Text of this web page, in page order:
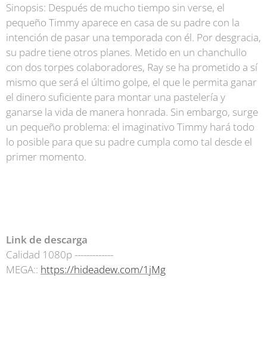
Sinopsis: Después de mucho tiempo sin verse, el
pequeño Timmy aparece en casa de su padre con la
intención de pasar una temporada con él. Por desgracia,
su padre tiene otros planes. Metido en un chanchullo
con dos torpes colaboradores, Ray se ha prometido a sí
mismo que será el último golpe, el que le permita ganar
el dinero suficiente para montar una pastelería y
ganarse la vida de manera honrada. Sin embargo, surge
un pequeño problema: el imaginativo Timmy hará todo
lo posible para que su padre cumpla como tal desde el
primer momento.
Link de descarga
Calidad 1080p -------------
MEGA:: https://hideadew.com/1jMg